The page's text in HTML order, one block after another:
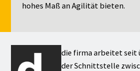
hohes Maß an Agilität bieten.
die firma arbeitet seit
der Schnittstelle